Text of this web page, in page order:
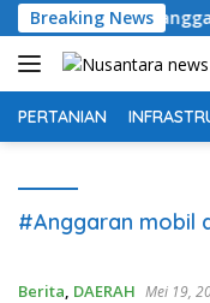
Langsung
ke
konten
Breaking News
Jika AI Melanggar
PERTANIAN
#Anggaran mobil
Berita, DAERAH Mei 19,